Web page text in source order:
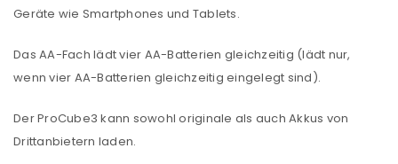
Geräte wie Smartphones und Tablets.
Das AA-Fach lädt vier AA-Batterien gleichzeitig (lädt nur,
wenn vier AA-Batterien gleichzeitig eingelegt sind).
Der ProCube3 kann sowohl originale als auch Akkus von
Drittanbietern laden.